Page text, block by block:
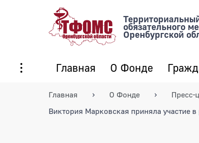
обязательного
Оренбургской
Главная О Фонде
Главная О Фонде
Пресс-
Виктория Марковская приняла